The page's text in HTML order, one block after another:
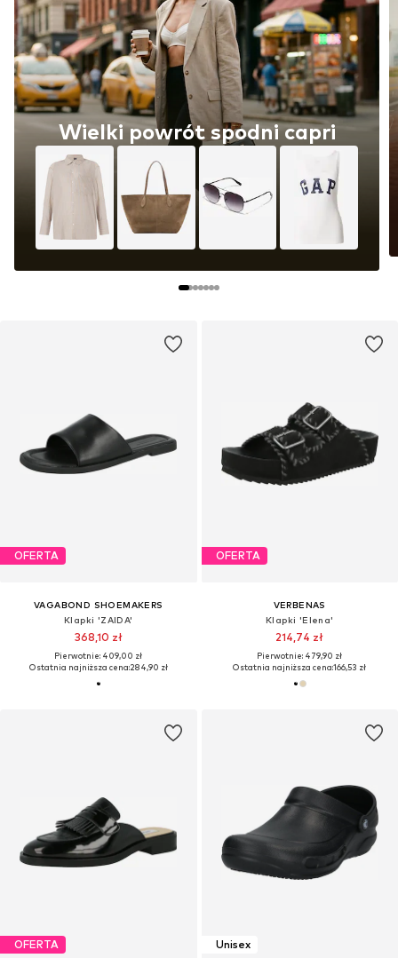
OFERTA
VAGABOND SHOEMAKERS
Klapki 'ZAIDA'
368,10 zł
Pierwotnie: 409,00 zł
Ostatnia najniższa cena:284,90 zł
Wielki powrót spodni capri
OFERTA
VERBENAS
Klapki 'Elena'
214,74 zł
Pierwotnie: 479,90 zł
Ostatnia najniższa cena:166,53 zł
OFERTA Unisex